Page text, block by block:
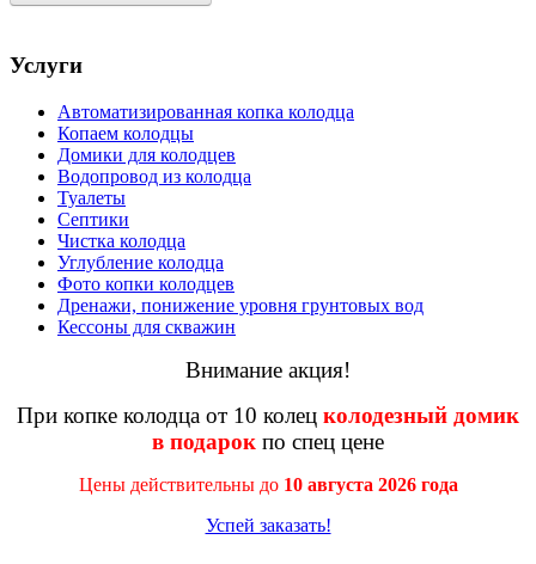
Услуги
Автоматизированная копка колодца
Копаем колодцы
Домики для колодцев
Водопровод из колодца
Туалеты
Септики
Чистка колодца
Углубление колодца
Фото копки колодцев
Дренажи, понижение уровня грунтовых вод
Кессоны для скважин
Внимание акция!
При копке колодца от 10 колец колодезный домик
в подарок по спец цене
Цены действительны до 10 августа 2026 года
Успей заказать!